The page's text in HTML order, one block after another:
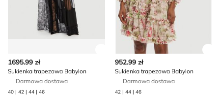
Zobacz szczegóły produktu
1695.99 zł
Sukienka trapezowa Babylon
Darmowa dostawa
40 | 42 | 44 | 46
952.99 zł
Sukienka trapezowa Babylon
Darmowa dostawa
42 | 44 | 46